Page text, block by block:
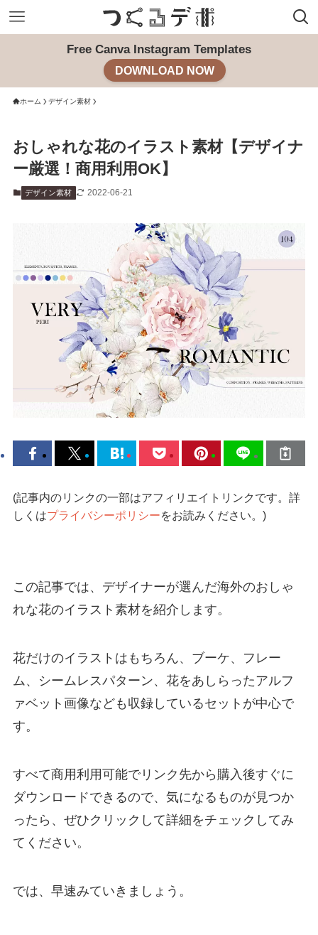
Free Canva Instagram Templates
DOWNLOAD NOW
ホーム デザイン素材
おしゃれな花のイラスト素材【デザイナ
ー厳選！商用利用OK】
デザイン素材 2022-06-21
(記事内のリンクの一部はアフィリエイトリンクです。詳
しくはプライバシーポリシーをお読みください。)
この記事では、デザイナーが選んだ海外のおしゃ
れな花のイラスト素材を紹介します。
花だけのイラストはもちろん、ブーケ、フレー
ム、シームレスパターン、花をあしらったアルフ
ァベット画像なども収録しているセットが中心で
す。
すべて商用利用可能でリンク先から購入後すぐに
ダウンロードできるので、気になるものが見つか
ったら、ぜひクリックして詳細をチェックしてみ
てください。
では、早速みていきましょう。